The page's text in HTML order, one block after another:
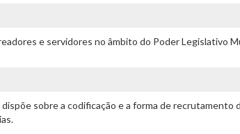
e servidores no âmbito do Poder Legislativo
sobre a codificação e a forma de recrutamento